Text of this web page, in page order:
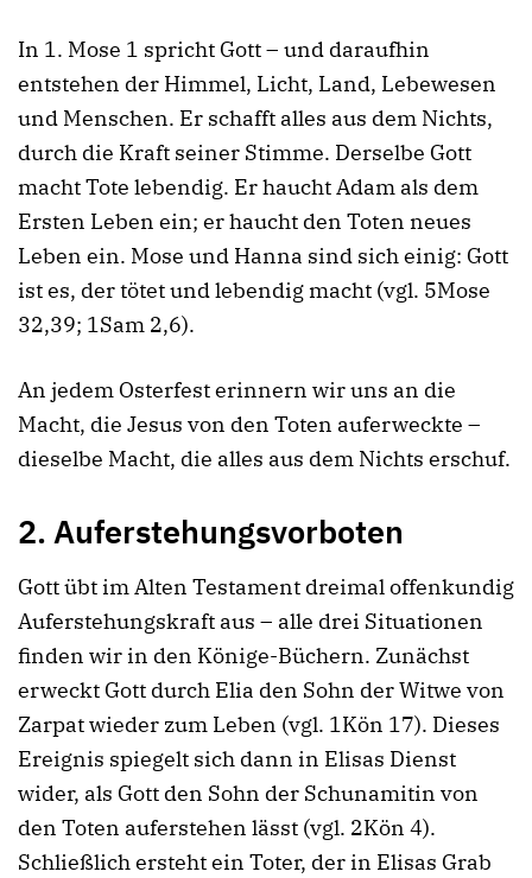
In 1. Mose 1 spricht Gott – und daraufhin
entstehen der Himmel, Licht, Land, Lebewesen
und Menschen. Er schafft alles aus dem Nichts,
durch die Kraft seiner Stimme. Derselbe Gott
macht Tote lebendig. Er haucht Adam als dem
Ersten Leben ein; er haucht den Toten neues
Leben ein. Mose und Hanna sind sich einig: Gott
ist es, der tötet und lebendig macht (vgl. 5Mose
32,39; 1Sam 2,6).
An jedem Osterfest erinnern wir uns an die
Macht, die Jesus von den Toten auferweckte –
dieselbe Macht, die alles aus dem Nichts erschuf.
2. Auferstehungsvorboten
Gott übt im Alten Testament dreimal offenkundig
Auferstehungskraft aus – alle drei Situationen
finden wir in den Könige-Büchern. Zunächst
erweckt Gott durch Elia den Sohn der Witwe von
Zarpat wieder zum Leben (vgl. 1Kön 17). Dieses
Ereignis spiegelt sich dann in Elisas Dienst
wider, als Gott den Sohn der Schunamitin von
den Toten auferstehen lässt (vgl. 2Kön 4).
Schließlich ersteht ein Toter, der in Elisas Grab